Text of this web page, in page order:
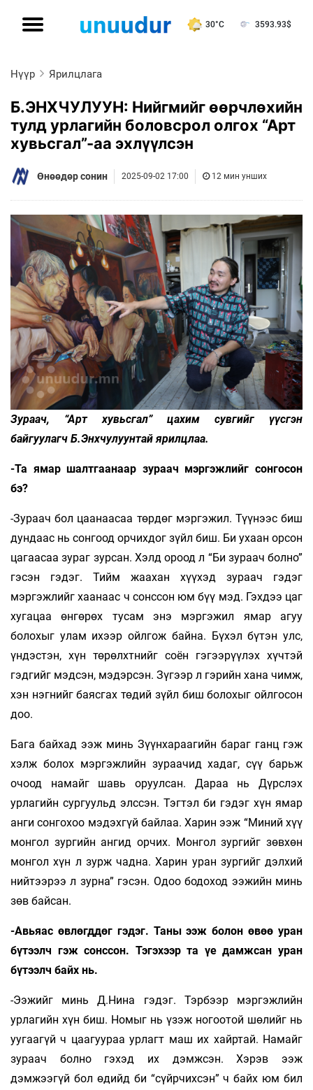
30°C 3593.93$
Нүүр Ярилцлага
Б.ЭНХЧУЛУУН: Нийгмийг өөрчлөхийн
тулд урлагийн боловсрол олгох “Арт
хувьсгал”-аа эхлүүлсэн
Өнөөдөр сонин 2025-09-02 17:00 12 мин унших
Зураач, “Арт хувьсгал” цахим сувгийг үүсгэн
байгуулагч Б.Энхчулуунтай ярилцлаа.
-Та ямар шалтгаанаар зураач мэргэжлийг сонгосон
бэ?
-Зураач бол цаанаасаа төрдөг мэргэжил. Түүнээс биш
дундаас нь сонгоод орчихдог зүйл биш. Би ухаан орсон
цагаасаа зураг зурсан. Хэлд ороод л “Би зураач болно”
гэсэн гэдэг. Тийм жаахан хүүхэд зураач гэдэг
мэргэжлийг хаанаас ч сонссон юм бүү мэд. Гэхдээ цаг
хугацаа өнгөрөх тусам энэ мэргэжил ямар агуу
болохыг улам ихээр ойлгож байна. Бүхэл бүтэн улс,
үндэстэн, хүн төрөлхтнийг соён гэгээрүүлэх хүчтэй
гэдгийг мэдсэн, мэдэрсэн. Зүгээр л гэрийн хана чимж,
хэн нэгнийг баясгах төдий зүйл биш болохыг ойлгосон
доо.
Бага байхад ээж минь Зүүнхараагийн бараг ганц гэж
хэлж болох мэргэжлийн зураачид хадаг, сүү барьж
очоод намайг шавь оруулсан. Дараа нь Дүрслэх
урлагийн сургуульд элссэн. Тэгтэл би гэдэг хүн ямар
анги сонгохоо мэдэхгүй байлаа. Харин ээж “Миний хүү
монгол зургийн ангид орчих. Монгол зургийг зөвхөн
монгол хүн л зурж чадна. Харин уран зургийг дэлхий
нийтээрээ л зурна” гэсэн. Одоо бодоход ээжийн минь
зөв байсан.
-Авьяас өвлөгддөг гэдэг. Таны ээж болон өвөө уран
бүтээлч гэж сонссон. Тэгэхээр та үе дамжсан уран
бүтээлч байх нь.
-Ээжийг минь Д.Нина гэдэг. Тэрбээр мэргэжлийн
урлагийн хүн биш. Номыг нь үзэж ногоотой шөлийг нь
уугаагүй ч цаагуураа урлагт маш их хайртай. Намайг
зураач болно гэхэд их дэмжсэн. Хэрэв ээж
дэмжээгүй бол өдийд би “сүйрчихсэн” ч байх юм бил